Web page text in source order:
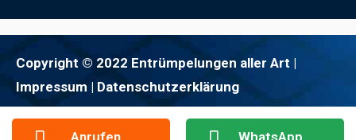
Copyright © 2022 Entrümpelungen aller Art |
Impressum | Datenschutzerklärung
Anrufen WhatsApp